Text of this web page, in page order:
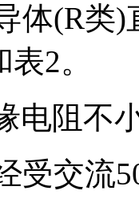
体(R类
。
电阻不
受交流